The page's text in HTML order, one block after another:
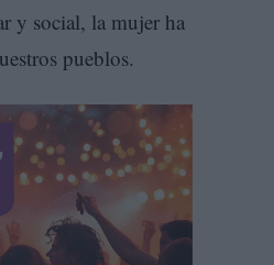
y social, la mujer ha
pueblos.